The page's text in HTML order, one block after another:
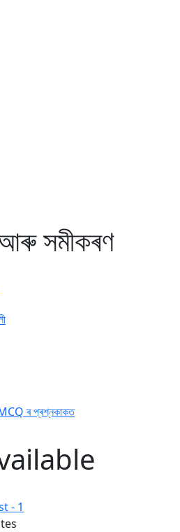
আৰু সমীকৰণ
ৰ প্ৰশ্নকাকত
- 1